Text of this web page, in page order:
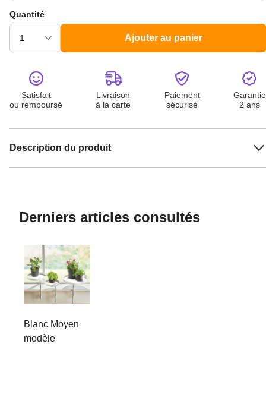
Quantité
Ajouter au panier
Satisfait
ou remboursé
Livraison
à la carte
Paiement
sécurisé
Garantie
2 ans
Description du produit
Derniers articles consultés
Blanc Moyen
modèle